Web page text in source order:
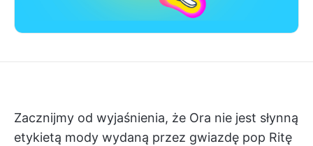
Zacznijmy od wyjaśnienia, że Ora nie jest słynną
etykietą mody wydaną przez gwiazdę pop Ritę